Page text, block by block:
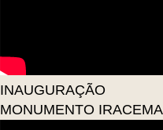
INAUGURAÇÃO
MONUMENTO IRACEMA